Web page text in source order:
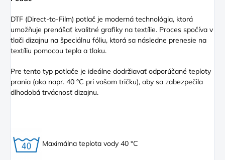
DTF (Direct-to-Film) potlač je moderná technológia, ktorá
umožňuje prenášať kvalitné grafiky na textílie. Proces spočíva v
tlači dizajnu na špeciálnu fóliu, ktorá sa následne prenesie na
textíliu pomocou tepla a tlaku.
Pre tento typ potlače je ideálne dodržiavať odporúčané teploty
prania (ako napr. 40 °C pri vašom tričku), aby sa zabezpečila
dlhodobá trvácnosť dizajnu.
Maximálna teplota vody 40 °C